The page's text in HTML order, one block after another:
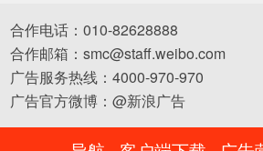
合作电话：010-82628888
合作邮箱：smc@staff.weibo.com
广告服务热线：4000-970-970
广告官方微博：@新浪广告